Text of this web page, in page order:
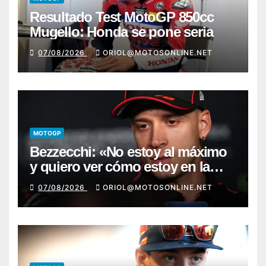
Resultado Test MotoGP 850cc
Mugello: Honda se pone seria
07/08/2026 ORIOL@MOTOSONLINE.NET
MOTOGP
Bezzecchi: «No estoy al máximo
y quiero ver cómo estoy en la
moto; desde Aragón será una
guerra»
07/08/2026 ORIOL@MOTOSONLINE.NET